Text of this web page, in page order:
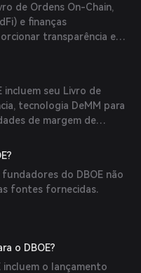
desbloquear o
de Ordens On-Chain,
e finanças
transparência e
aumenta a eficiência
em 30 a 50 vezes
A plataforma também
de negociação
incluem seu Livro de
tecnologia DeMM para
de margem de
através da DBOE
fornecem um
do DBOE não
fontes fornecidas.
o DBOE?
incluem o lançamento